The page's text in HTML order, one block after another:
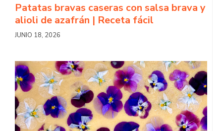
Patatas bravas caseras con salsa brava y
alioli de azafrán | Receta fácil
JUNIO 18, 2026